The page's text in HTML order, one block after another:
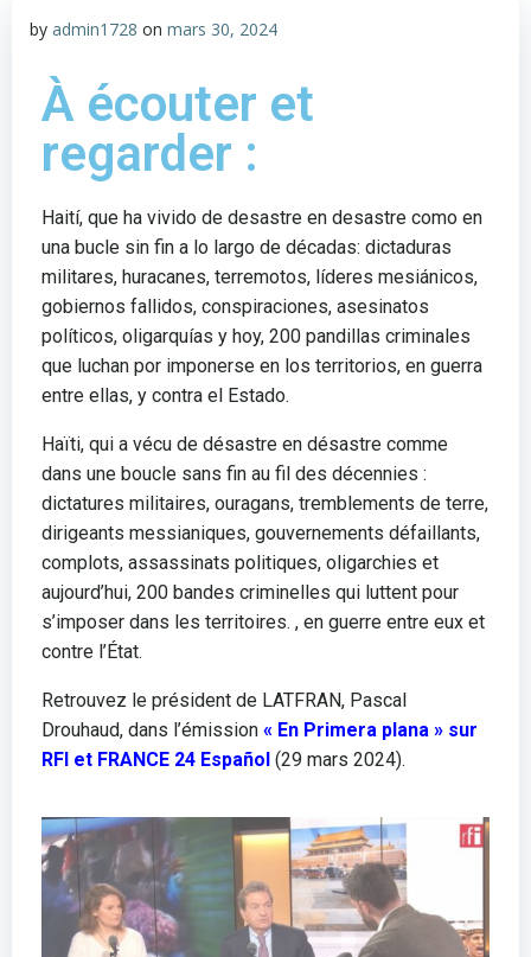
by admin1728 on mars 30, 2024
À écouter et
regarder :
Haití, que ha vivido de desastre en desastre como en
una bucle sin fin a lo largo de décadas: dictaduras
militares, huracanes, terremotos, líderes mesiánicos,
gobiernos fallidos, conspiraciones, asesinatos
políticos, oligarquías y hoy, 200 pandillas criminales
que luchan por imponerse en los territorios, en guerra
entre ellas, y contra el Estado.
Haïti, qui a vécu de désastre en désastre comme
dans une boucle sans fin au fil des décennies :
dictatures militaires, ouragans, tremblements de terre,
dirigeants messianiques, gouvernements défaillants,
complots, assassinats politiques, oligarchies et
aujourd’hui, 200 bandes criminelles qui luttent pour
s’imposer dans les territoires. , en guerre entre eux et
contre l’État.
Retrouvez le président de LATFRAN, Pascal
Drouhaud, dans l’émission « En Primera plana » sur
RFI et FRANCE 24 Español (29 mars 2024).